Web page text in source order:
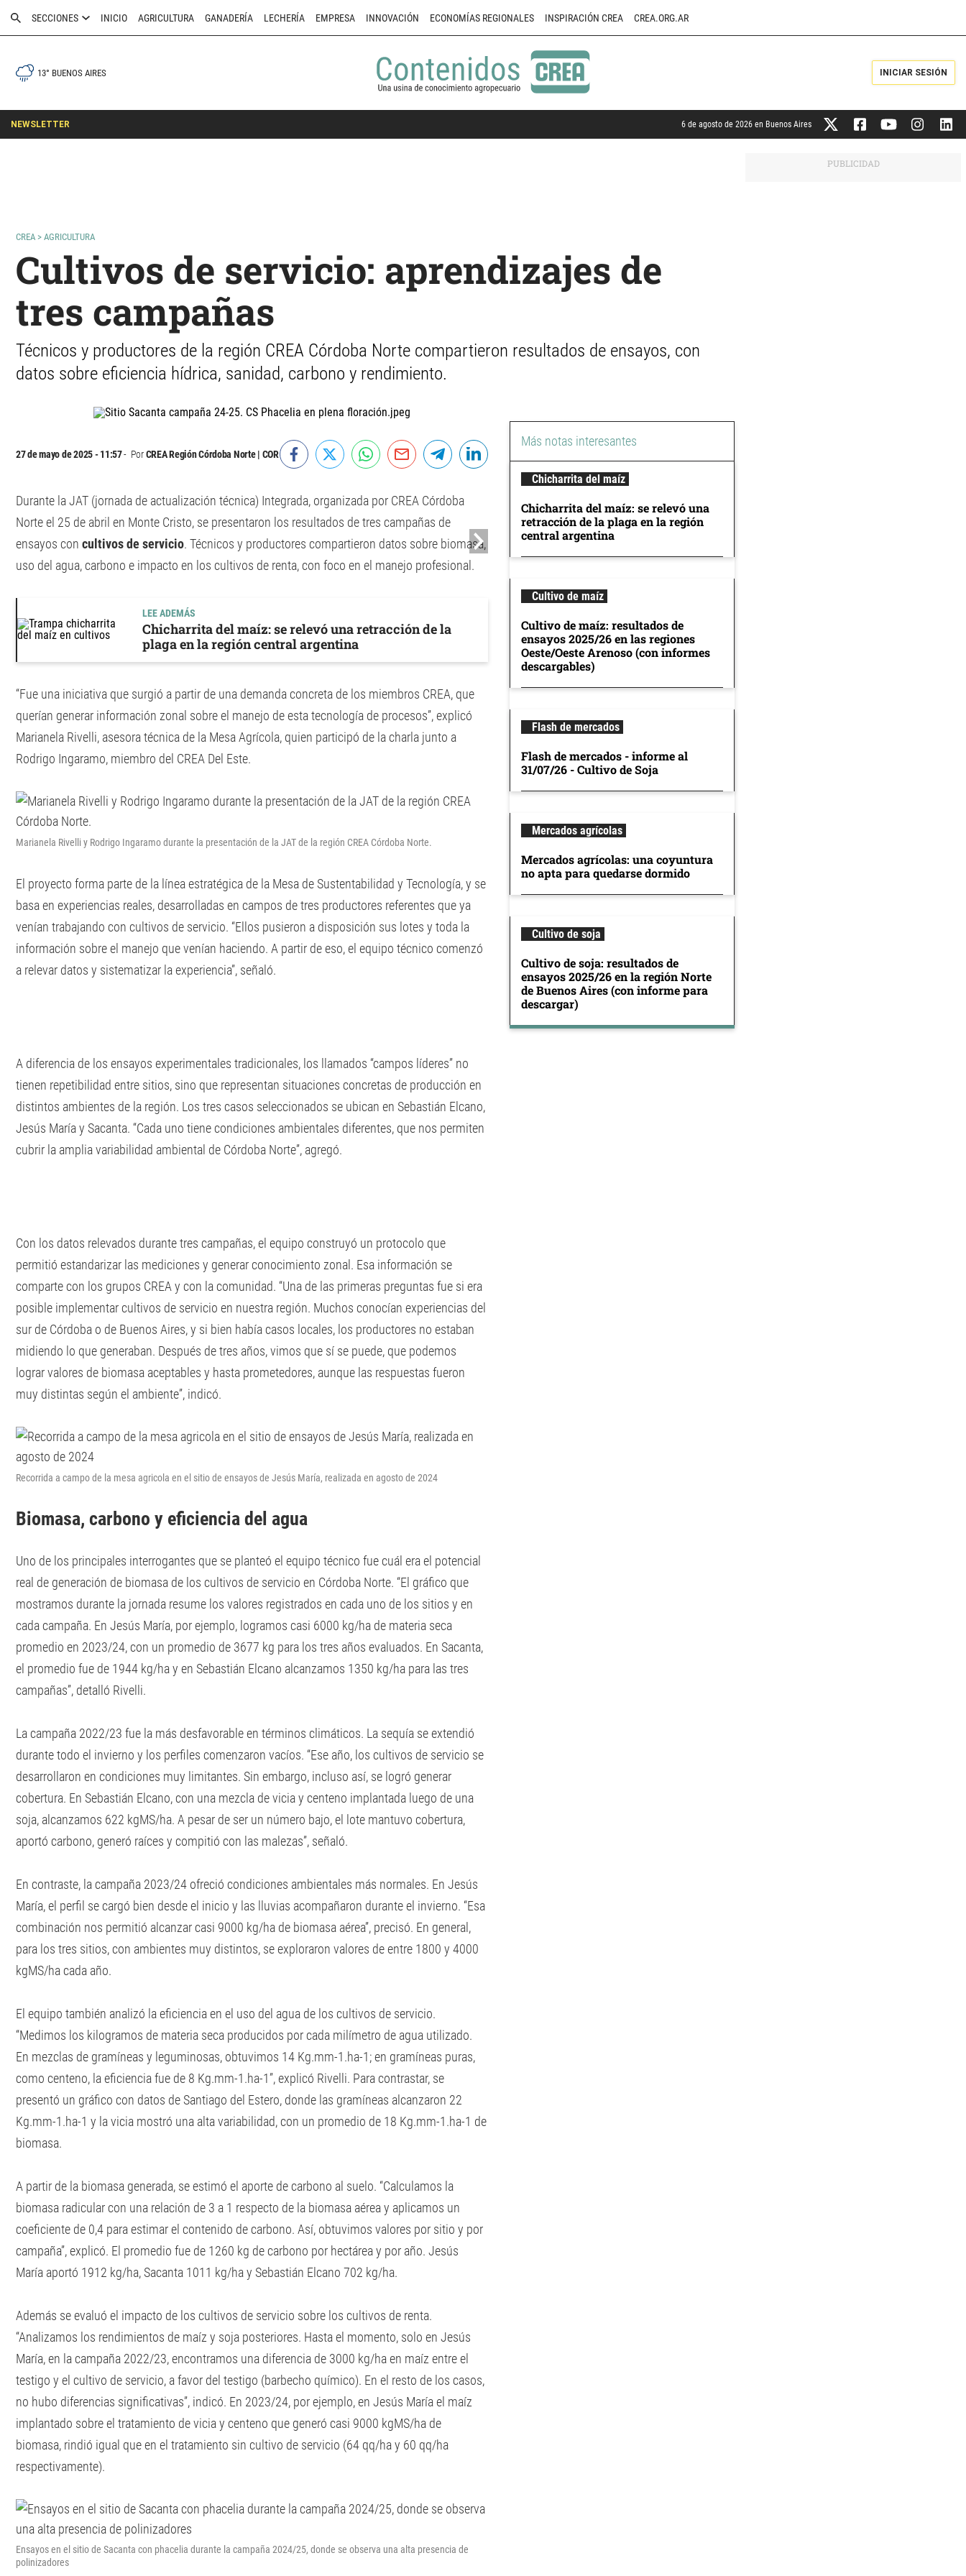
SECCIONES INICIO AGRICULTURA GANADERÍA LECHERÍA EMPRESA INNOVACIÓN ECONOMÍAS REGIONALES INSPIRACIÓN CREA CREA.ORG.AR
13° BUENOS AIRES INICIAR SESIÓN
NEWSLETTER 6 de agosto de 2026 en Buenos Aires
CREA > AGRICULTURA
Cultivos de servicio: aprendizajes de
tres campañas
Técnicos y productores de la región CREA Córdoba Norte compartieron resultados de ensayos, con
datos sobre eficiencia hídrica, sanidad, carbono y rendimiento.
27 de mayo de 2025 - 11:57 PorCREA Región Córdoba Norte | COR
Durante la JAT (jornada de actualización técnica) Integrada, organizada por CREA Córdoba
Norte el 25 de abril en Monte Cristo, se presentaron los resultados de tres campañas de
ensayos con cultivos de servicio. Técnicos y productores compartieron datos sobre biomasa,
uso del agua, carbono e impacto en los cultivos de renta, con foco en el manejo profesional.
LEE ADEMÁS
Chicharrita del maíz: se relevó una retracción de la
plaga en la región central argentina
“Fue una iniciativa que surgió a partir de una demanda concreta de los miembros CREA, que
querían generar información zonal sobre el manejo de esta tecnología de procesos”, explicó
Marianela Rivelli, asesora técnica de la Mesa Agrícola, quien participó de la charla junto a
Rodrigo Ingaramo, miembro del CREA Del Este.
Marianela Rivelli y Rodrigo Ingaramo durante la presentación de la JAT de la región CREA Córdoba Norte.
El proyecto forma parte de la línea estratégica de la Mesa de Sustentabilidad y Tecnología, y se
basa en experiencias reales, desarrolladas en campos de tres productores referentes que ya
venían trabajando con cultivos de servicio. “Ellos pusieron a disposición sus lotes y toda la
información sobre el manejo que venían haciendo. A partir de eso, el equipo técnico comenzó
a relevar datos y sistematizar la experiencia”, señaló.
A diferencia de los ensayos experimentales tradicionales, los llamados “campos líderes” no
tienen repetibilidad entre sitios, sino que representan situaciones concretas de producción en
distintos ambientes de la región. Los tres casos seleccionados se ubican en Sebastián Elcano,
Jesús María y Sacanta. “Cada uno tiene condiciones ambientales diferentes, que nos permiten
cubrir la amplia variabilidad ambiental de Córdoba Norte”, agregó.
Con los datos relevados durante tres campañas, el equipo construyó un protocolo que
permitió estandarizar las mediciones y generar conocimiento zonal. Esa información se
comparte con los grupos CREA y con la comunidad. “Una de las primeras preguntas fue si era
posible implementar cultivos de servicio en nuestra región. Muchos conocían experiencias del
sur de Córdoba o de Buenos Aires, y si bien había casos locales, los productores no estaban
midiendo lo que generaban. Después de tres años, vimos que sí se puede, que podemos
lograr valores de biomasa aceptables y hasta prometedores, aunque las respuestas fueron
muy distintas según el ambiente”, indicó.
Recorrida a campo de la mesa agricola en el sitio de ensayos de Jesús María, realizada en agosto de 2024
Biomasa, carbono y eficiencia del agua
Uno de los principales interrogantes que se planteó el equipo técnico fue cuál era el potencial
real de generación de biomasa de los cultivos de servicio en Córdoba Norte. “El gráfico que
mostramos durante la jornada resume los valores registrados en cada uno de los sitios y en
cada campaña. En Jesús María, por ejemplo, logramos casi 6000 kg/ha de materia seca
promedio en 2023/24, con un promedio de 3677 kg para los tres años evaluados. En Sacanta,
el promedio fue de 1944 kg/ha y en Sebastián Elcano alcanzamos 1350 kg/ha para las tres
campañas”, detalló Rivelli.
La campaña 2022/23 fue la más desfavorable en términos climáticos. La sequía se extendió
durante todo el invierno y los perfiles comenzaron vacíos. “Ese año, los cultivos de servicio se
desarrollaron en condiciones muy limitantes. Sin embargo, incluso así, se logró generar
cobertura. En Sebastián Elcano, con una mezcla de vicia y centeno implantada luego de una
soja, alcanzamos 622 kgMS/ha. A pesar de ser un número bajo, el lote mantuvo cobertura,
aportó carbono, generó raíces y compitió con las malezas”, señaló.
En contraste, la campaña 2023/24 ofreció condiciones ambientales más normales. En Jesús
María, el perfil se cargó bien desde el inicio y las lluvias acompañaron durante el invierno. “Esa
combinación nos permitió alcanzar casi 9000 kg/ha de biomasa aérea”, precisó. En general,
para los tres sitios, con ambientes muy distintos, se exploraron valores de entre 1800 y 4000
kgMS/ha cada año.
El equipo también analizó la eficiencia en el uso del agua de los cultivos de servicio.
“Medimos los kilogramos de materia seca producidos por cada milímetro de agua utilizado.
En mezclas de gramíneas y leguminosas, obtuvimos 14 Kg.mm-1.ha-1; en gramíneas puras,
como centeno, la eficiencia fue de 8 Kg.mm-1.ha-1”, explicó Rivelli. Para contrastar, se
presentó un gráfico con datos de Santiago del Estero, donde las gramíneas alcanzaron 22
Kg.mm-1.ha-1 y la vicia mostró una alta variabilidad, con un promedio de 18 Kg.mm-1.ha-1 de
biomasa.
A partir de la biomasa generada, se estimó el aporte de carbono al suelo. “Calculamos la
biomasa radicular con una relación de 3 a 1 respecto de la biomasa aérea y aplicamos un
coeficiente de 0,4 para estimar el contenido de carbono. Así, obtuvimos valores por sitio y por
campaña”, explicó. El promedio fue de 1260 kg de carbono por hectárea y por año. Jesús
María aportó 1912 kg/ha, Sacanta 1011 kg/ha y Sebastián Elcano 702 kg/ha.
Además se evaluó el impacto de los cultivos de servicio sobre los cultivos de renta.
“Analizamos los rendimientos de maíz y soja posteriores. Hasta el momento, solo en Jesús
María, en la campaña 2022/23, encontramos una diferencia de 3000 kg/ha en maíz entre el
testigo y el cultivo de servicio, a favor del testigo (barbecho químico). En el resto de los casos,
no hubo diferencias significativas”, indicó. En 2023/24, por ejemplo, en Jesús María el maíz
implantado sobre el tratamiento de vicia y centeno que generó casi 9000 kgMS/ha de
biomasa, rindió igual que en el tratamiento sin cultivo de servicio (64 qq/ha y 60 qq/ha
respectivamente).
Ensayos en el sitio de Sacanta con phacelia durante la campaña 2024/25, donde se observa una alta presencia de
polinizadores
Más notas interesantes
Chicharrita del maíz
Chicharrita del maíz: se relevó una
retracción de la plaga en la región
central argentina
Cultivo de maíz
Cultivo de maíz: resultados de
ensayos 2025/26 en las regiones
Oeste/Oeste Arenoso (con informes
descargables)
Flash de mercados
Flash de mercados - informe al
31/07/26 - Cultivo de Soja
Mercados agrícolas
Mercados agrícolas: una coyuntura
no apta para quedarse dormido
Cultivo de soja
Cultivo de soja: resultados de
ensayos 2025/26 en la región Norte
de Buenos Aires (con informe para
descargar)